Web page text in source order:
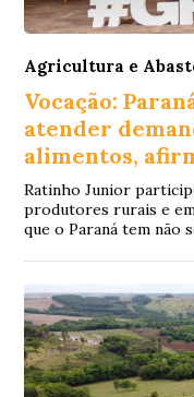
Agricultura e
Vocação:
atender
alimentos,
Ratinho Junior
produtores rurais e
que o Paraná tem não